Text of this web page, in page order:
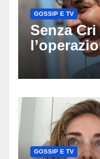
GOSSIP E TV
Senza
anni mi
racconto
GOSSIP E TV